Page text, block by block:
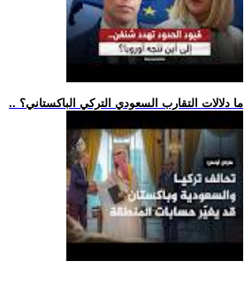
.. ما دلالات التقارب السعودي التركي الباكستاني؟